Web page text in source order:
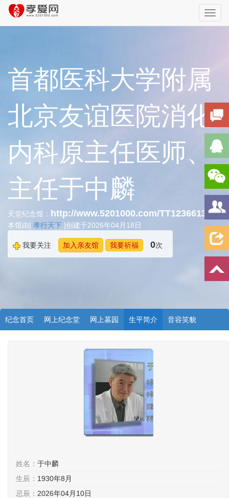
首都医科大学附属
北京友谊医院消化
内科原主任医师、
主任于中麟
天堂纪念馆： http://www.5201000.com/TT123661334
本馆由[ 孝行天下 ]创建于2026年04月18日
我要关注 加入亲友馆 我要祈福 0次
纪念首页 网上纪念堂 网上墓园 生平简介 音容笑貌
姓名： 于中麟
生辰： 1930年8月
忌辰： 2026年04月10日